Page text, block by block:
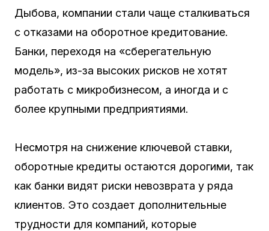
Дыбова, компании стали чаще сталкиваться
с отказами на оборотное кредитование.
Банки, переходя на «сберегательную
модель», из-за высоких рисков не хотят
работать с микробизнесом, а иногда и с
более крупными предприятиями.
Несмотря на снижение ключевой ставки,
оборотные кредиты остаются дорогими, так
как банки видят риски невозврата у ряда
клиентов. Это создает дополнительные
трудности для компаний, которые